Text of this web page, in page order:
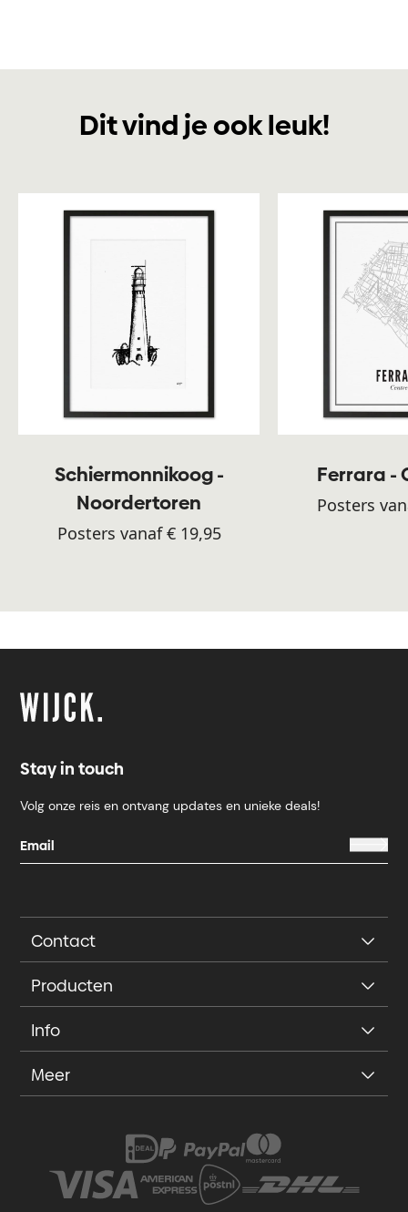
Dit vind je ook leuk!
Schiermonnikoog -
Noordertoren
Posters vanaf € 19,95
Ferrara -
Posters
Stay in touch
Volg onze reis en ontvang updates en unieke deals!
Contact
Producten
Info
Meer